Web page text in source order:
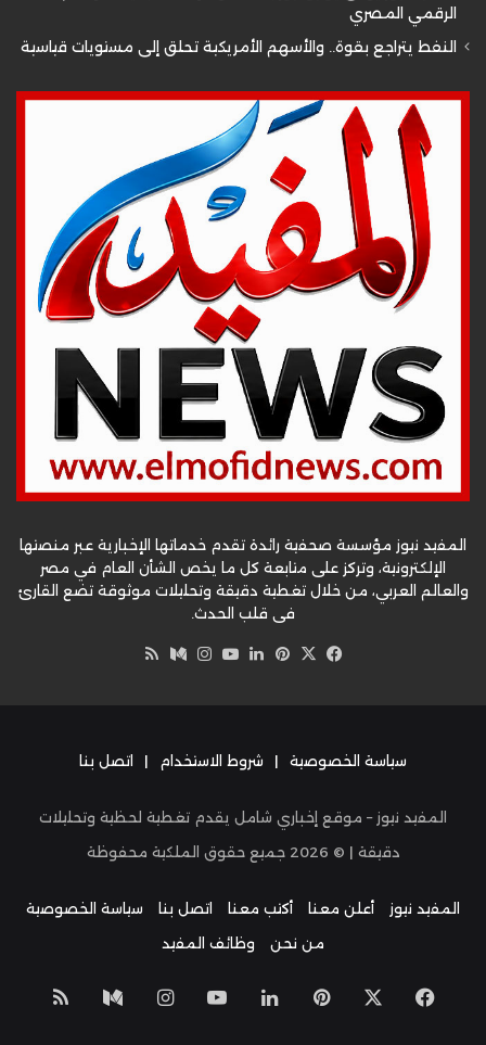
الرقمي المصري
النفط يتراجع بقوة.. والأسهم الأمريكية تحلق إلى مستويات قياسية
المفيد نيوز مؤسسة صحفية رائدة تقدم خدماتها الإخبارية عبر منصتها
الإلكترونية، وتركز على متابعة كل ما يخص الشأن العام في مصر
والعالم العربي، من خلال تغطية دقيقة وتحليلات موثوقة تضع القارئ
في قلب الحدث.
فيسبوك
‫X بينتيريست
لينكدإن‫YouTube
انستقرام
وسط
سياسة الخصوصية | شروط الاستخدام | اتصل بنا
المفيد نيوز – موقع إخباري شامل يقدم تغطية لحظية وتحليلات
دقيقة | © 2026 جميع حقوق الملكية محفوظة
المفيد نيوز أعلن معنا أكتب معنا اتصل بنا
سياسة الخصوصية
من نحن
وظائف المفيد
فيسبوك بينتيريست
لينكدإن‫YouTube
انستقراموسط